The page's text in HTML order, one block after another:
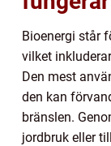
Bioenergi står
vilket
Den mest
den kan
bränslen.
jordbruk eller